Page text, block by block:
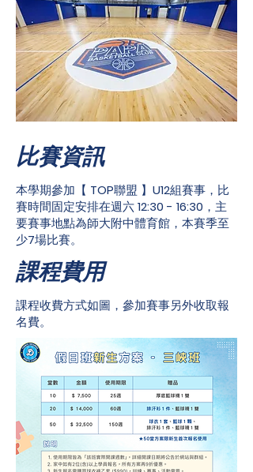
比賽資訊
​本學期參加【 TOP聯盟 】 U12組賽事，比
賽時間固定安排在週六12:30 - 16:30 ，主
要賽事地點為師大附中體育館，本賽季至
少7場比賽。
​課程費用
課程收費方式如圖，參加賽事另外收取報
名費。